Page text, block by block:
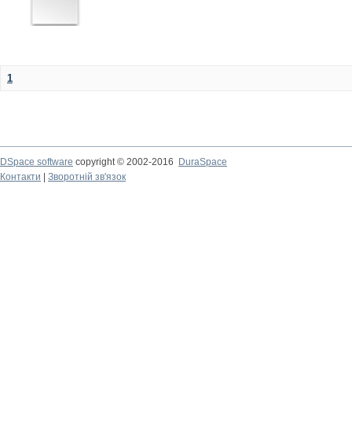
1
DSpace software copyright © 2002-2016
DuraSpace
Контакти
Зворотній зв'язок